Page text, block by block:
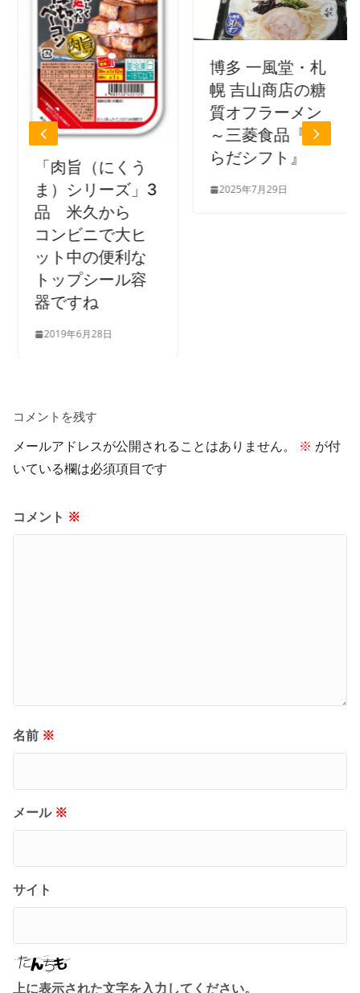
「肉旨（にくう
ま）シリーズ」3
品 米久から
コンビニで大ヒ
ット中の便利な
トップシール容
器ですね
2019年6月28日
博多 一風堂・札
幌 吉山商店の糖
質オフラーメン
～三菱食品『か
らだシフト』
2025年7月29日
コメントを残す
メールアドレスが公開されることはありません。 ※ が付
いている欄は必須項目です
コメント ※
名前 ※
メール ※
サイト
上に表示された文字を入力してください。